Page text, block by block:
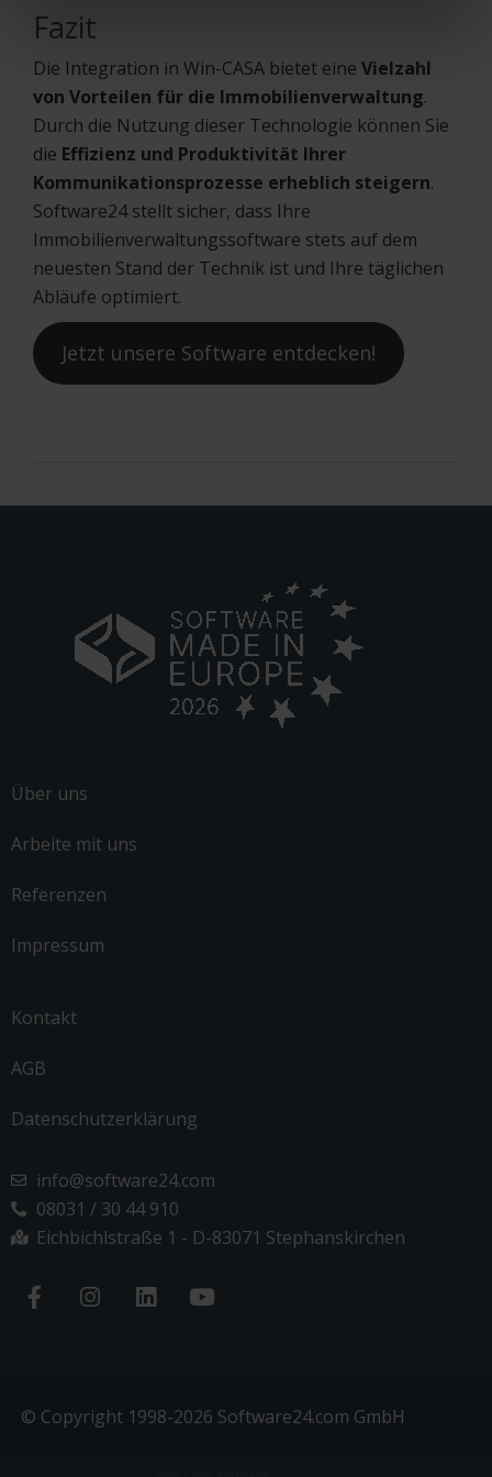
Fazit
Die Integration in Win-CASA bietet eine Vielzahl
von Vorteilen für die Immobilienverwaltung.
Durch die Nutzung dieser Technologie können Sie
die Effizienz und Produktivität Ihrer
Kommunikationsprozesse erheblich steigern.
Software24 stellt sicher, dass Ihre
Immobilienverwaltungssoftware stets auf dem
neuesten Stand der Technik ist und Ihre täglichen
Abläufe optimiert.
Jetzt unsere Software entdecken!
Über uns
Arbeite mit uns
Referenzen
Impressum
Kontakt
AGB
Datenschutzerklärung
info@software24.com
08031 / 30 44 910
Eichbichlstraße 1 - D-83071 Stephanskirchen
© Copyright 1998-2026 Software24.com GmbH